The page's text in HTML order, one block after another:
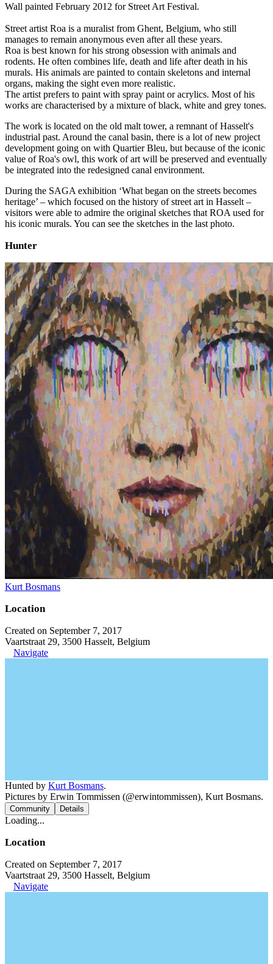
Wall painted February 2012 for Street Art Festival.
Street artist Roa is a muralist from Ghent, Belgium, who still
manages to remain anonymous even after all these years.
Roa is best known for his strong obsession with animals and
rodents. He often combines life, death and life after death in his
murals. His animals are painted to contain skeletons and internal
organs, making the sight even more realistic.
The artist prefers to paint with spray paint or acrylics. Most of his
works are characterised by a mixture of black, white and grey tones.
The work is located on the old malt tower, a remnant of Hasselt's
industrial past. Around the canal basin, there is a lot of new project
development going on with Quartier Bleu, but because of the iconic
value of Roa's owl, this work of art will be preserved and eventually
be integrated into the redesigned canal environment.
During the SAGA exhibition ‘What began on the streets becomes
heritage’ – which focused on the history of street art in Hasselt –
visitors were able to admire the original sketches that ROA used for
his iconic murals. You can see the sketches in the last photo.
Hunter
Kurt Bosmans
Location
Created on September 7, 2017
Vaartstraat 29, 3500 Hasselt, Belgium
Navigate
Hunted by Kurt Bosmans.
Pictures by Erwin Tommissen (@erwintommissen), Kurt Bosmans.
Community Details
Loading...
Location
Created on September 7, 2017
Vaartstraat 29, 3500 Hasselt, Belgium
Navigate